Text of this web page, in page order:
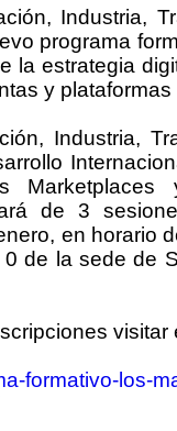
Industria,
programa
la estrategia
y
Industria,
de 3
en horario
de la sede de
visitar
formativo-los-